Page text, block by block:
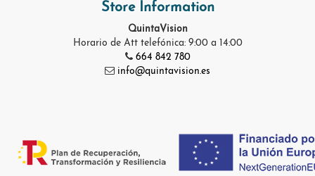
Store Information
QuintaVision
Horario de Att telefónica: 9:00 a 14:00
664 842 780
info@quintavision.es